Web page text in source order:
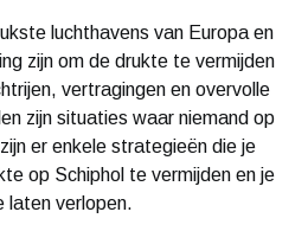
luchthavens van Europa en
zijn om de drukte te vermijden
vertragingen en overvolle
zijn situaties waar niemand op
er enkele strategieën die je
op Schiphol te vermijden en je
laten verlopen.